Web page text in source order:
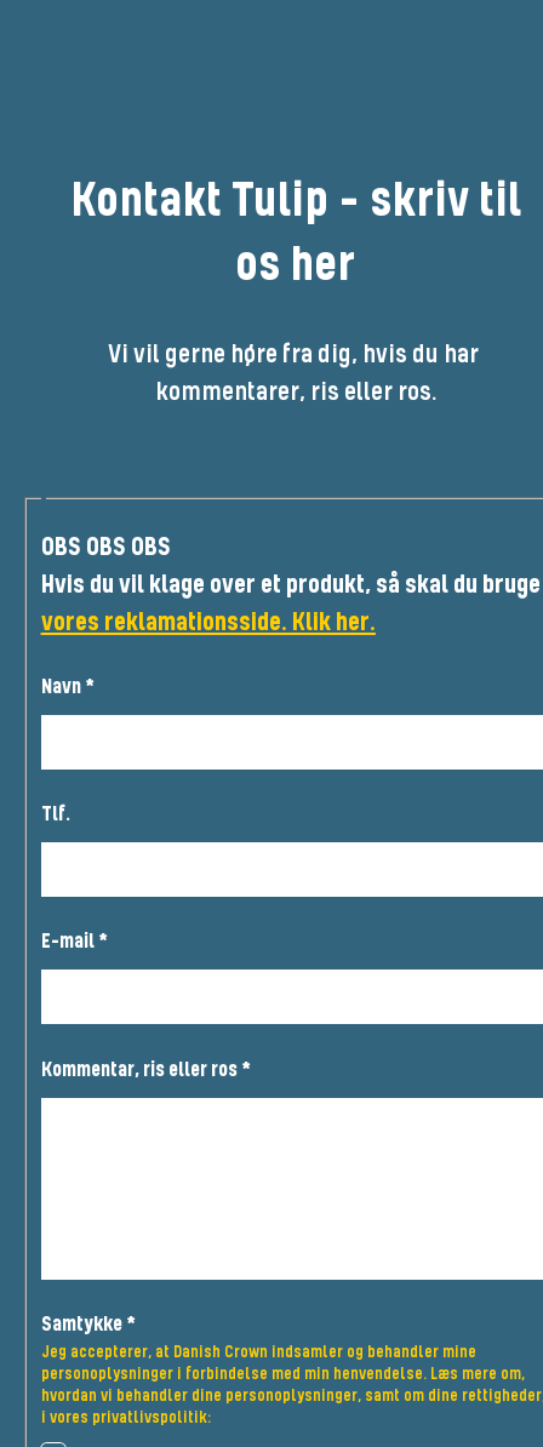
Kontakt Tulip - skriv til
os her
Vi vil gerne høre fra dig, hvis du har
kommentarer, ris eller ros.
OBS OBS OBS
Hvis du vil klage over et produkt, så skal du bruge
vores reklamationsside. Klik her.
Navn *
Tlf.
E-mail *
Kommentar, ris eller ros *
Samtykke *
Jeg accepterer, at Danish Crown indsamler og behandler mine
personoplysninger i forbindelse med min henvendelse. Læs mere om,
hvordan vi behandler dine personoplysninger, samt om dine
i vores privatlivspolitik: